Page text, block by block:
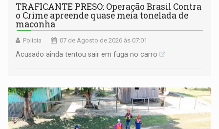
TRAFICANTE PRESO: Operação Brasil Contra
o Crime apreende quase meia tonelada de
maconha
Polícia 07 de Agosto de 2026 às 07:01
Acusado ainda tentou sair em fuga no carro